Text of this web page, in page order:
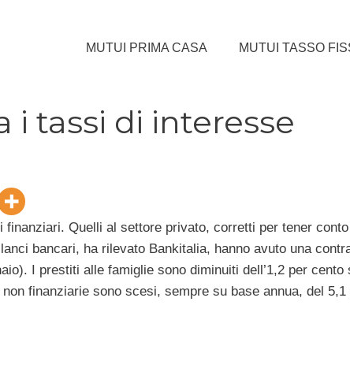
MUTUI PRIMA CASA MUTUI TASSO
i tassi di interesse
finanziari. Quelli al settore privato, corretti per tener
bancari, ha rilevato Bankitalia, hanno avuto una
I prestiti alle famiglie sono diminuiti dell’1,2 per
finanziarie sono scesi, sempre su base annua, del